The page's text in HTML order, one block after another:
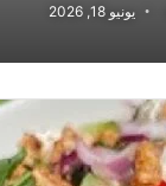
يونيو 18, 2026